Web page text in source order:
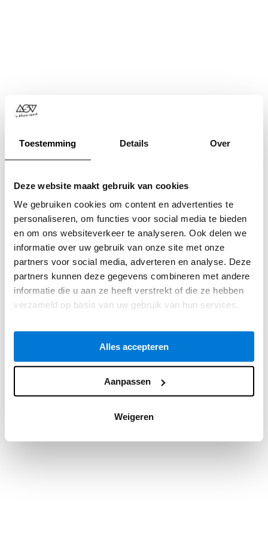
Toestemming Details Over
Deze website maakt gebruik van cookies
We gebruiken cookies om content en advertenties te
personaliseren, om functies voor social media te bieden
en om ons websiteverkeer te analyseren. Ook delen we
informatie over uw gebruik van onze site met onze
partners voor social media, adverteren en analyse. Deze
partners kunnen deze gegevens combineren met andere
informatie die u aan ze heeft verstrekt of die ze hebben
verzameld op basis van uw gebruik van hun services.
Alles accepteren
Aanpassen
Weigeren
Application error: a client-side exception has occurred while
loadingwww.asv.nl(see the browser consolefor more
information).